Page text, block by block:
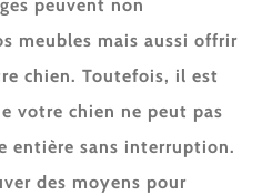
peuvent non
meubles mais aussi offrir
chien. Toutefois, il est
votre chien ne peut pas
entière sans interruption.
des moyens pour